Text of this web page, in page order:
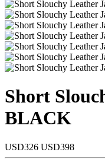
Short
BLACK
USD326 USD398